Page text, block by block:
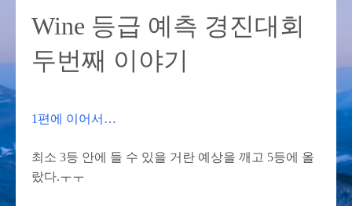
Wine 등급 예측 경진대회
두번째 이야기
1편에 이어서…
최소 3등 안에 들 수 있을 거란 예상을 깨고 5등에 올
랐다.ㅜㅜ